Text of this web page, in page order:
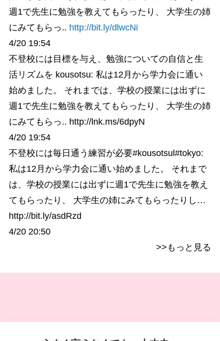
週1で先生に勉強を教えてもらったり、 大学生の姉
にみてもらっ.. http://bit.ly/dlwcNi
4/20 19:54
不登校には目標を与え、勉強についての自信と生
活リズムを kousotsu: 私は12月から学力会に通い
始めました。 それまでは、学校の授業には出ずに
週1で先生に勉強を教えてもらったり、 大学生の姉
にみてもらっ.. http://lnk.ms/6dpyN
4/20 19:54
不登校には毎日通う練習が必要#kousotsul#tokyo:
私は12月から学力会に通い始めました。 それまで
は、学校の授業には出ずに週1で先生に勉強を教え
てもらったり、 大学生の姉にみてもらったりし…
http://bit.ly/asdRzd
4/20 20:50
>>もっと見る